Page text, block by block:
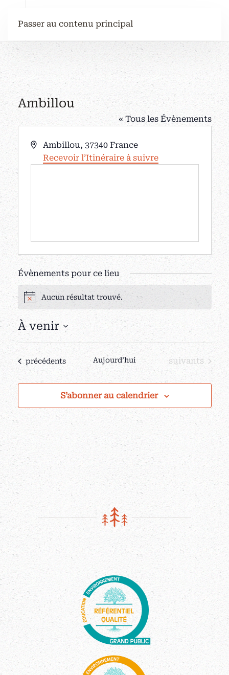
Passer au contenu principal
Ambillou
« Tous les Évènements
Adresse
Ambillou, 37340 France
Recevoir l’Itinéraire à suivre
Évènements pour ce lieu
NoticeAucun résultat trouvé.
À venir
Sélectionnez
une
date.
Évènements
précédents Aujourd’hui Évènements
suivants
S’abonner au calendrier